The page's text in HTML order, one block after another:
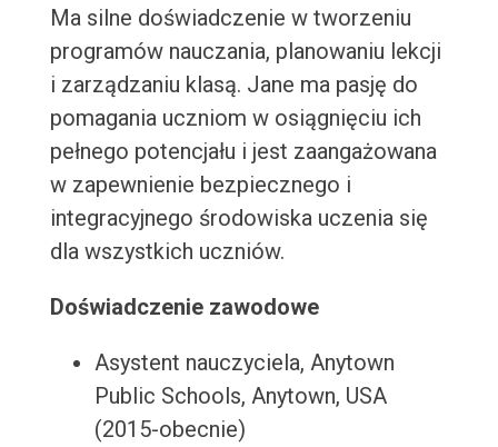
Ma silne doświadczenie w tworzeniu
programów nauczania, planowaniu lekcji
i zarządzaniu klasą. Jane ma pasję do
pomagania uczniom w osiągnięciu ich
pełnego potencjału i jest zaangażowana
w zapewnienie bezpiecznego i
integracyjnego środowiska uczenia się
dla wszystkich uczniów.
Doświadczenie zawodowe
Asystent nauczyciela, Anytown
Public Schools, Anytown, USA
(2015-obecnie)